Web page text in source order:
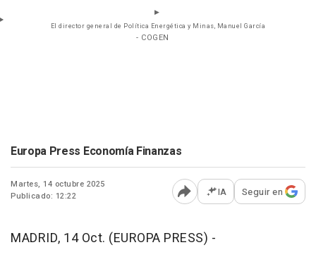
El director general de Política Energética y Minas, Manuel García
- COGEN
Europa Press Economía Finanzas
Martes, 14 octubre 2025
Publicado: 12:22
Abrir opciones para
IA Seguir en
MADRID, 14 Oct. (EUROPA PRESS) -